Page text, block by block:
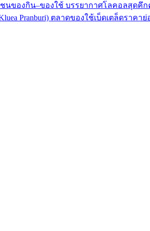
นของกิน–ของใช้ บรรยากาศโลคอลสุดคึก
Pranburi) ตลาดของใช้เบ็ดเตล็ดราค